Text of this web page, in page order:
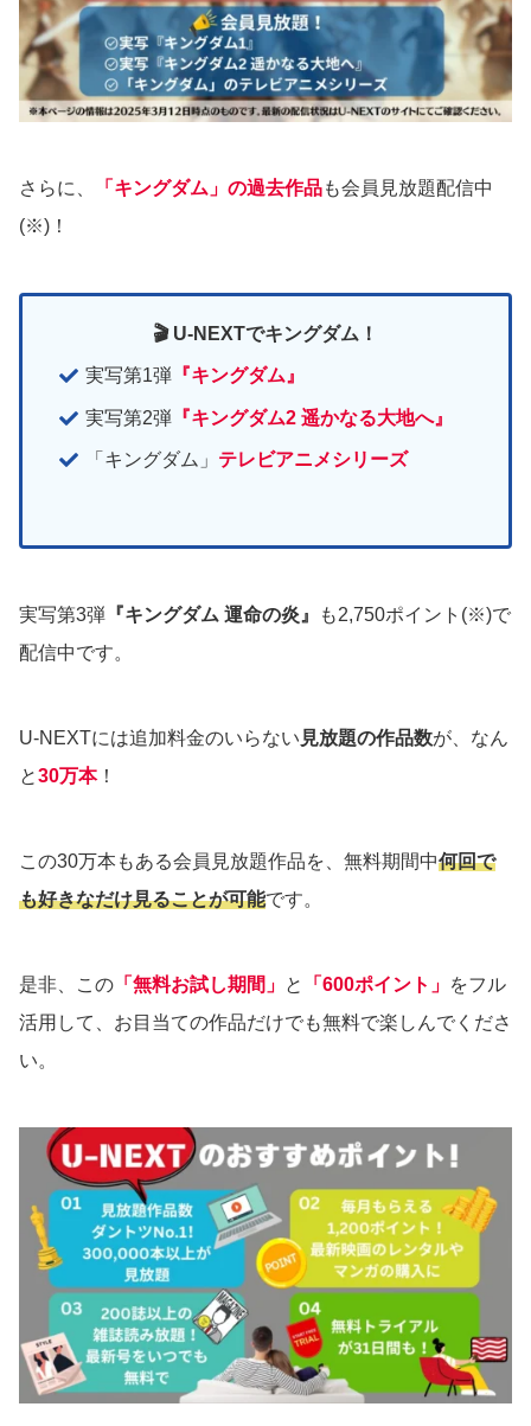
さらに、 「キングダム」の過去作品も会員見放題配信中
(※)！
🎬 U-NEXTでキングダム！
実写第1弾 『キングダム』
実写第2弾 『キングダム2 遥かなる大地へ』
「キングダム」 テレビアニメシリーズ
実写第3弾 『キングダム 運命の炎』
も2,750ポイント(※)で
配信中です。
U-NEXTには追加料金のいらない 見放題の作品数が、なん
と30万本！
この30万本もある会員見放題作品を、無料期間中何回で
も好きなだけ見ることが可能です。
是非、この 「無料お試し期間」 と 「600ポイント」 をフル
活用して、お目当ての作品だけでも無料で楽しんでくださ
い。